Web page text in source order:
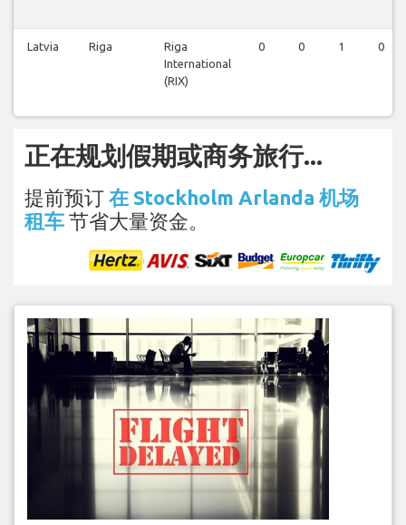
Latvia Riga
Riga
International
(RIX)
0 0 1 0
正在规划假期或商务旅行...
提前预订 在 Stockholm Arlanda 机场
租车 节省大量资金。